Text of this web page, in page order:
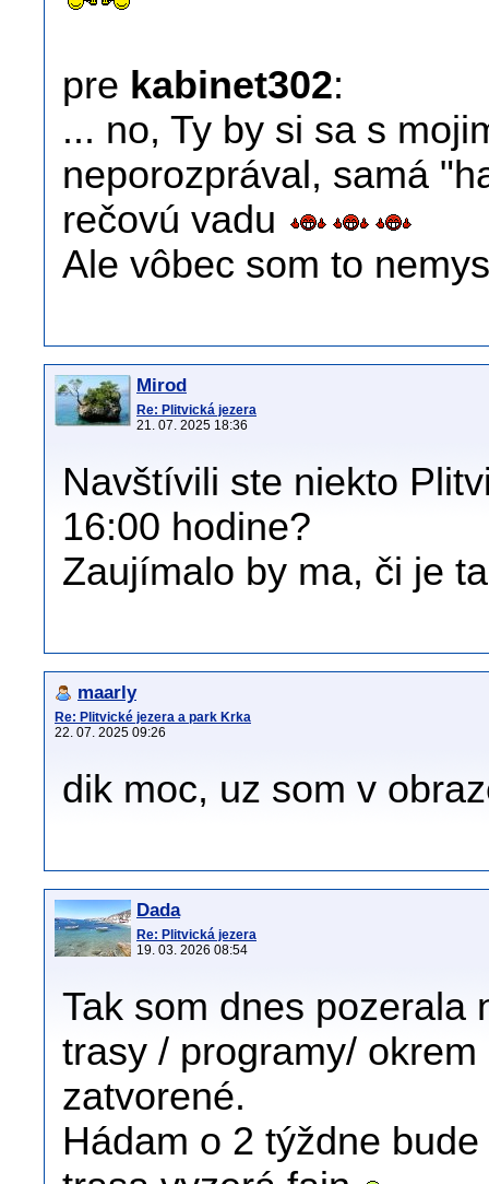
pre kabinet302:
... no, Ty by si sa s
neporozprával, samá
rečovú vadu
Ale vôbec som to
Mirod
Re: Plitvická jezera
21. 07. 2025 18:36
Navštívili ste niekto
16:00 hodine?
Zaujímalo by ma, či je
maarly
Re: Plitvické jezera a park Krka
22. 07. 2025 09:26
dik moc, uz som v
Dada
Re: Plitvická jezera
19. 03. 2026 08:54
Tak som dnes pozerala
trasy / programy/
zatvorené.
Hádam o 2 týždne